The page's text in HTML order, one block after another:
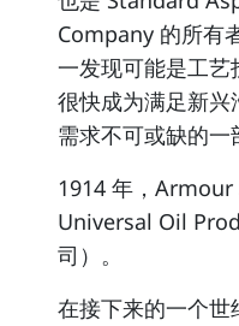
Company 的所有
一发现可能是工
很快成为满足新兴
需求不可或缺的一
1914 年，
Universal Oil
司）。
在接下来的一个